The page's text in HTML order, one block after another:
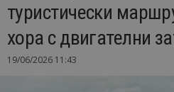
туристически
хора с двигателни
19/06/2026 11:43